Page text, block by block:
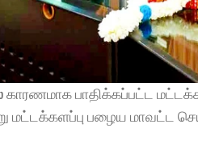
காரணமாக பாதிக்கப்பட்ட
மட்டக்களப்பு பழைய மாவட்ட